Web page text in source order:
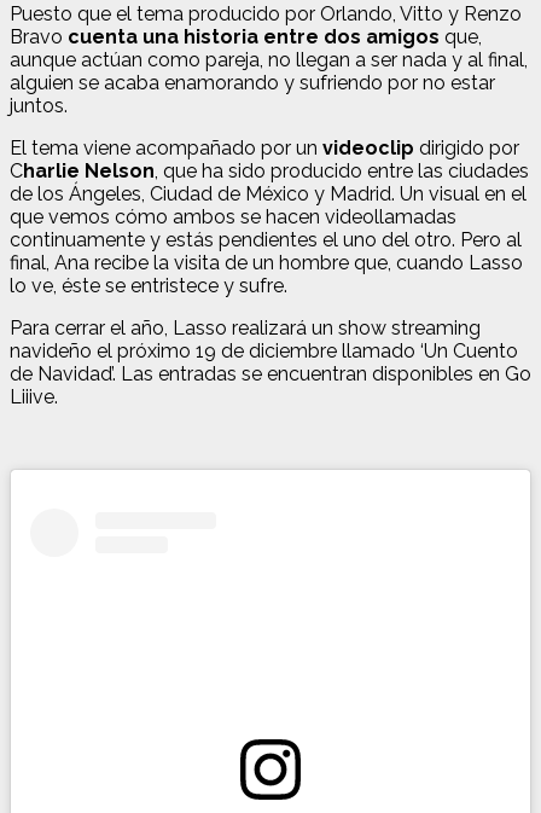
Puesto que el tema producido por Orlando, Vitto y Renzo
Bravo cuenta una historia entre dos amigos que,
aunque actúan como pareja, no llegan a ser nada y al final,
alguien se acaba enamorando y sufriendo por no estar
juntos.
El tema viene acompañado por un videoclip dirigido por
Charlie Nelson, que ha sido producido entre las ciudades
de los Ángeles, Ciudad de México y Madrid. Un visual en el
que vemos cómo ambos se hacen videollamadas
continuamente y estás pendientes el uno del otro. Pero al
final, Ana recibe la visita de un hombre que, cuando Lasso
lo ve, éste se entristece y sufre.
Para cerrar el año, Lasso realizará un show streaming
navideño el próximo 19 de diciembre llamado ‘Un Cuento
de Navidad’. Las entradas se encuentran disponibles en Go
Liiive.